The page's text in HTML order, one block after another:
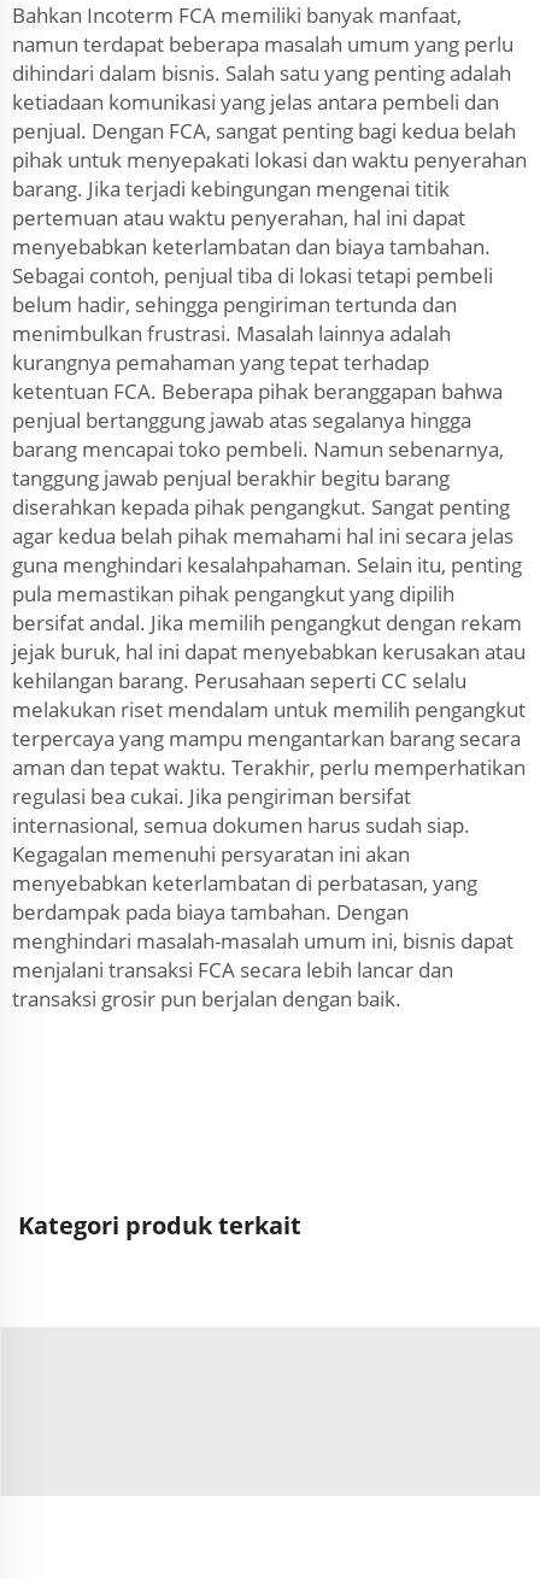
Bahkan Incoterm FCA memiliki banyak manfaat,
namun terdapat beberapa masalah umum yang perlu
dihindari dalam bisnis. Salah satu yang penting adalah
ketiadaan komunikasi yang jelas antara pembeli dan
penjual. Dengan FCA, sangat penting bagi kedua belah
pihak untuk menyepakati lokasi dan waktu penyerahan
barang. Jika terjadi kebingungan mengenai titik
pertemuan atau waktu penyerahan, hal ini dapat
menyebabkan keterlambatan dan biaya tambahan.
Sebagai contoh, penjual tiba di lokasi tetapi pembeli
belum hadir, sehingga pengiriman tertunda dan
menimbulkan frustrasi. Masalah lainnya adalah
kurangnya pemahaman yang tepat terhadap
ketentuan FCA. Beberapa pihak beranggapan bahwa
penjual bertanggung jawab atas segalanya hingga
barang mencapai toko pembeli. Namun sebenarnya,
tanggung jawab penjual berakhir begitu barang
diserahkan kepada pihak pengangkut. Sangat penting
agar kedua belah pihak memahami hal ini secara jelas
guna menghindari kesalahpahaman. Selain itu, penting
pula memastikan pihak pengangkut yang dipilih
bersifat andal. Jika memilih pengangkut dengan rekam
jejak buruk, hal ini dapat menyebabkan kerusakan atau
kehilangan barang. Perusahaan seperti CC selalu
melakukan riset mendalam untuk memilih pengangkut
terpercaya yang mampu mengantarkan barang secara
aman dan tepat waktu. Terakhir, perlu memperhatikan
regulasi bea cukai. Jika pengiriman bersifat
internasional, semua dokumen harus sudah siap.
Kegagalan memenuhi persyaratan ini akan
menyebabkan keterlambatan di perbatasan, yang
berdampak pada biaya tambahan. Dengan
menghindari masalah-masalah umum ini, bisnis dapat
menjalani transaksi FCA secara lebih lancar dan
transaksi grosir pun berjalan dengan baik.
Kategori produk terkait